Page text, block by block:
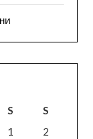
S
S
1
2